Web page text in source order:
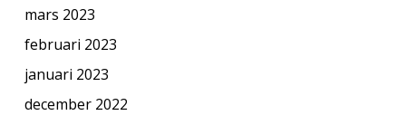
mars 2023
februari 2023
januari 2023
december 2022